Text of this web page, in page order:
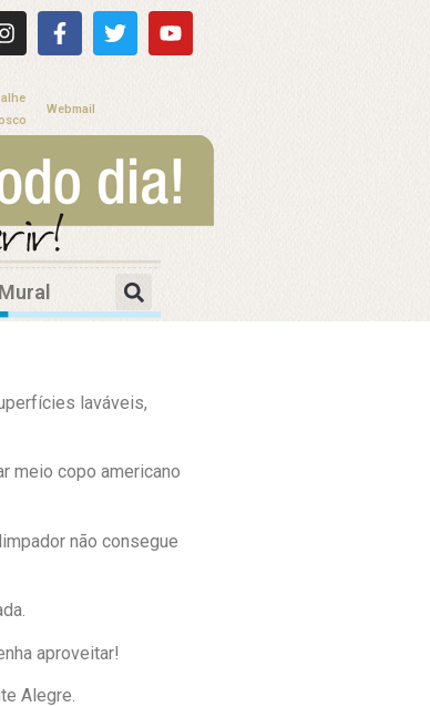
Webmail
Mural
laváveis,
meio copo americano
não consegue
aproveitar!
Alegre.